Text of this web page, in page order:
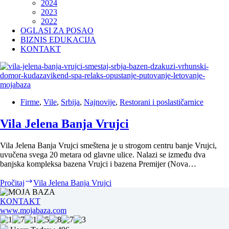
2024
2023
2022
OGLASI ZA POSAO
BIZNIS EDUKACIJA
KONTAKT
Firme, Vile, Srbija, Najnovije, Restorani i poslastičarnice
Vila Jelena Banja Vrujci
Vila Jelena Banja Vrujci smeštena je u strogom centru banje Vrujci,
uvučena svega 20 metara od glavne ulice. Nalazi se između dva
banjska kompleksa bazena Vrujci i bazena Premijer (Nova…
Pročitaj Vila Jelena Banja Vrujci
KONTAKT
www.mojabaza.com